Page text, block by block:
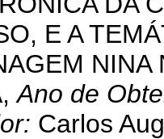
E A
NINA
Ano de
Carlos